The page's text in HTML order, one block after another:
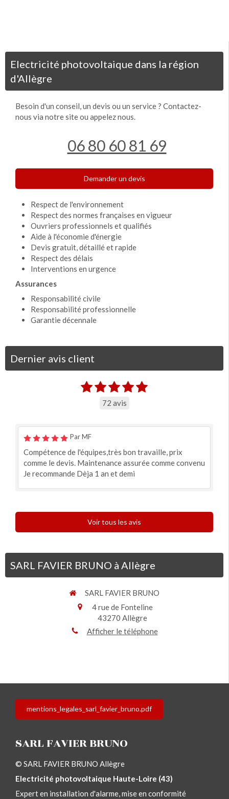
Electricité photovoltaique dans la région
d'Allègre
Besoin d'un conseil, un devis ou un service ? Contactez-
nous via notre site ou appelez nous.
06 80 60 81 69
Demander un devis
Respect de l'environnement
Respect des normes françaises en vigueur
Ouvriers professionnels et qualifiés
Aide à l'économie d'énergie
Devis gratuit, détaillé et rapide
Respect des délais
Interventions en urgence
Assurances
Responsabilité civile
Responsabilité professionnelle
Garantie décennale
Dernier avis client
72 avis
Par MF
Compétence de l'équipes,très bon travaille, prix
comme le devis. Maintenance assurée comme convenu
Je recommande Dèja 1 an et demi
Voir tous les avis
SARL FAVIER BRUNO à Allègre
SARL FAVIER BRUNO
4 rue de Fonteline
43270 Allègre
Afficher le téléphone
mentions_legales_sarl_favier_bruno.pdf
SARL FAVIER BRUNO
© SARL FAVIER BRUNO Allègre
Electricité photovoltaique Haute-Loire (43)
Expert en installation d'alarme, mise en conformité